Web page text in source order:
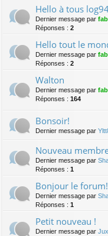
Hello à tous
Dernier message par
Réponses : 2
Hello tout le
Dernier message par
Réponses : 2
Walton
Dernier message par
Réponses : 164
Bonsoir!
Dernier message par
Nouveau
Dernier message par
Réponses : 1
Bonjour le forum!
Dernier message par
Réponses : 1
Petit nouveau !
Dernier message par